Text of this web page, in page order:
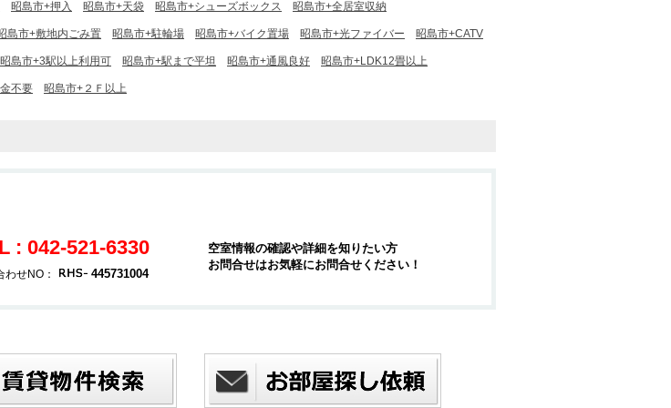
昭島市+押入 昭島市+天袋 昭島市+シューズボックス 昭島市+全居室収納
島市+敷地内ごみ置 昭島市+駐輪場 昭島市+バイク置場 昭島市+光ファイバー 昭島市+CATV
昭島市+3駅以上利用可 昭島市+駅まで平坦 昭島市+通風良好 昭島市+LDK12畳以上
不要 昭島市+２Ｆ以上
: 042-521-6330
わせNO： 445731004
空室情報の確認や詳細を知りたい方
お問合せはお気軽にお問合せください！